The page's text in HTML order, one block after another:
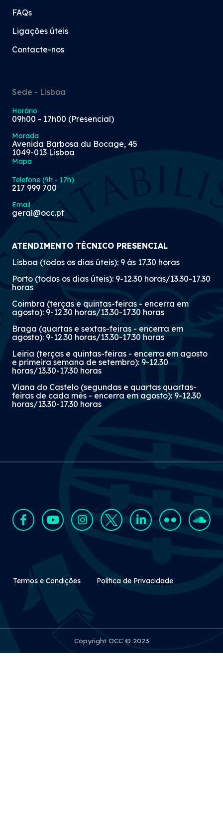
FAQs
Ligações úteis
Contacte-nos
Sede - Lisboa
Horário
09h00 - 17h00 (Presencial)
Morada
Avenida Barbosa du Bocage, 45
1049-013 Lisboa
Mapa
Telefone (9h - 17h)
217 999 700
Email
geral@occ.pt
ATENDIMENTO TÉCNICO PRESENCIAL
Lisboa (todos os dias úteis): 9 às 17.30 horas
Porto (todos os dias úteis): 9-12.30 horas/13.30-17.30
horas
Coimbra (terças e quintas-feiras - encerra em
agosto): 9-12.30 horas/13.30-17.30 horas
Braga (quartas e sextas-feiras - encerra em
agosto): 9-12.30 horas/13.30-17.30 horas
Leiria (terças e quintas-feiras - encerra em agosto
e primeira semana de setembro): 9-12.30
horas/13.30-17.30 horas
Viana do Castelo (segundas e quartas quartas-
feiras de cada mês - encerra em agosto): 9-12.30
horas/13.30-17.30 horas
Rodapé Secundário
Termos e Condições Política de Privacidade
Copyright OCC © 2023